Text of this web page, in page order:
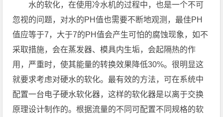
水的软化，在使用冷水机的过程中，也是一个不可
忽视的问题，对水的PH值也需要不断地观测，最佳PH
值应等于7，大于7的PH值会产生可怕的腐蚀现象，如不
采取措施，会在蒸发器、模具内生垢，会起隔热的作
用，严重时，使其能量的转换效果降低30%。很明显这
就要求考虑对硬水的软化。最有效的方法，可在系统中
配置一台电子硬水软化器，这样的软化器是以离于交换
原理设计制作的。根据流量的不同可配置不同规格的软